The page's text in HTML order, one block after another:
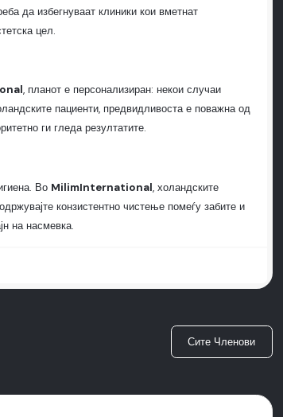
да избегнуваат клиники кои вметнат
цел.
, планот е персонализиран: некои случаи
пациенти, предвидливоста е поважна од
ги гледа резултатите.
Во MilimInternational, холандските
конзистентно чистење помеѓу забите и
на насмевка.
Сите Членови